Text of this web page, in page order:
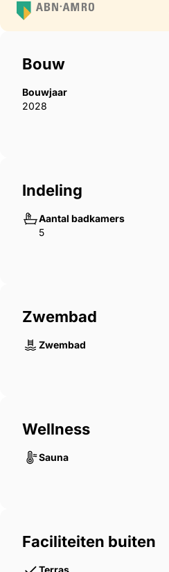
Bouw
Bouwjaar
2028
Indeling
Aantal badkamers
5
Zwembad
Zwembad
Wellness
Sauna
Faciliteiten buiten
Terras